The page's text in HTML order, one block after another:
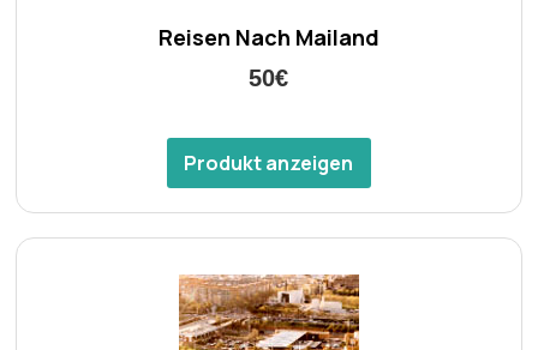
Reisen Nach Mailand
50€
Produkt anzeigen